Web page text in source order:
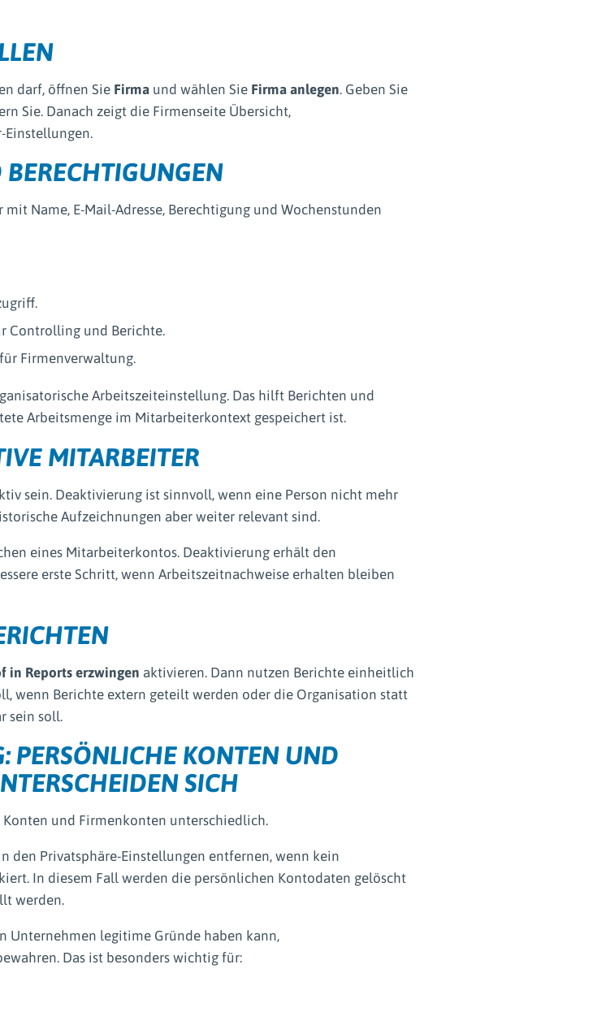
darf, öffnen Sie Firma und wählen Sie Firma anlegen. Geben Sie
Sie. Danach zeigt die Firmenseite Übersicht,
Name, E-Mail-Adresse, Berechtigung und Wochenstunden
Controlling und Berichte.
Firmenverwaltung.
Arbeitszeiteinstellung. Das hilft Berichten und
Arbeitsmenge im Mitarbeiterkontext gespeichert ist.
MITARBEITER
sein. Deaktivierung ist sinnvoll, wenn eine Person nicht mehr
Aufzeichnungen aber weiter relevant sind.
eines Mitarbeiterkontos. Deaktivierung erhält den
erste Schritt, wenn Arbeitszeitnachweise erhalten bleiben
in Reports erzwingen aktivieren. Dann nutzen Berichte einheitlich
wenn Berichte extern geteilt werden oder die Organisation statt
sein soll.
PERSÖNLICHE KONTEN UND
SICH
und Firmenkonten unterschiedlich.
den Privatsphäre-Einstellungen entfernen, wenn kein
In diesem Fall werden die persönlichen Kontodaten gelöscht
werden.
Unternehmen legitime Gründe haben kann,
Das ist besonders wichtig für: